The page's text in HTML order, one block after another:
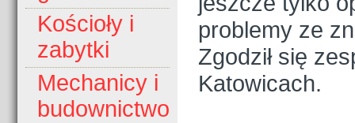
Kościoły i
zabytki
Mechanicy i
budownictwo
problemy ze
Zgodził się
Katowicach.